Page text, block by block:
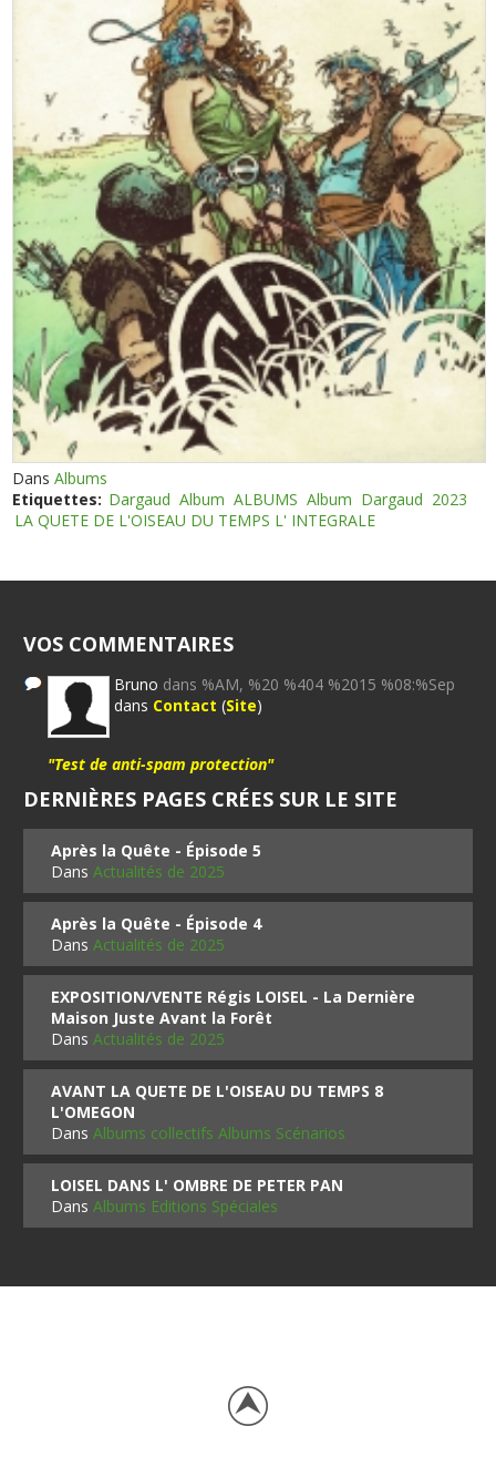
DansAlbums
Etiquettes: Dargaud Album ALBUMS Album Dargaud 2023
LA QUETE DE L'OISEAU DU TEMPS L' INTEGRALE
VOS COMMENTAIRES
Bruno dans %AM, %20 %404 %2015 %08:%Sep
dans Contact (Site)
"Test de anti-spam protection"
DERNIÈRES PAGES CRÉES SUR LE SITE
Après la Quête - Épisode 5
DansActualités de 2025
Après la Quête - Épisode 4
DansActualités de 2025
EXPOSITION/VENTE Régis LOISEL - La Dernière
Maison Juste Avant la Forêt
DansActualités de 2025
AVANT LA QUETE DE L'OISEAU DU TEMPS 8
L'OMEGON
DansAlbums collectifs Albums Scénarios
LOISEL DANS L' OMBRE DE PETER PAN
DansAlbums Editions Spéciales